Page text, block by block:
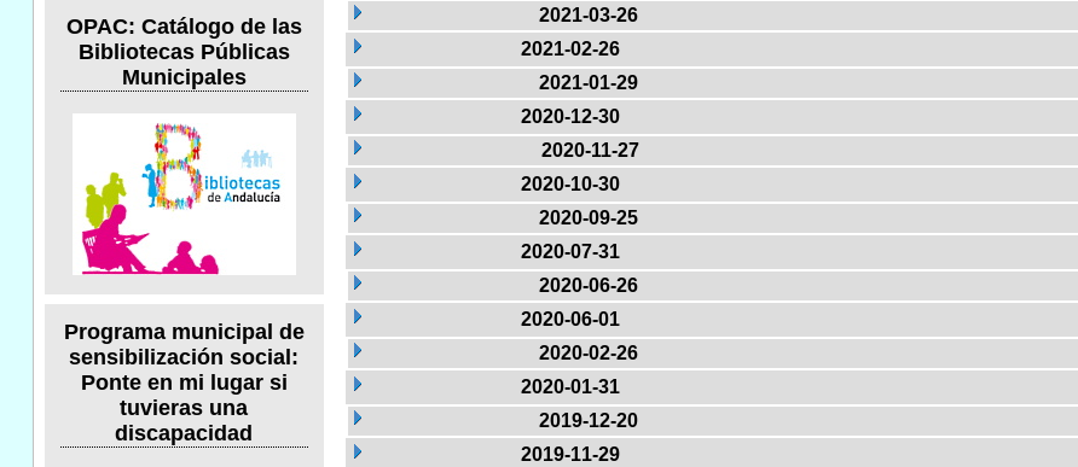
OPAC: Catálogo de las
Bibliotecas Públicas
Municipales
Programa municipal de
sensibilización social:
Ponte en mi lugar si
tuvieras una
discapacidad
2021-03-26
2021-02-26
2021-01-29
2020-12-30
2020-11-27
2020-10-30
2020-09-25
2020-07-31
2020-06-26
2020-06-01
2020-02-26
2020-01-31
2019-12-20
2019-11-29